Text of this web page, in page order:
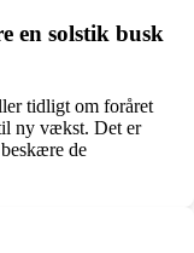
en solstik busk
tidligt om foråret
ny vækst. Det er
de